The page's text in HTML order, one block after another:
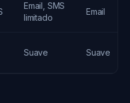
Email, SMS
limitado
Email
Suave Suave